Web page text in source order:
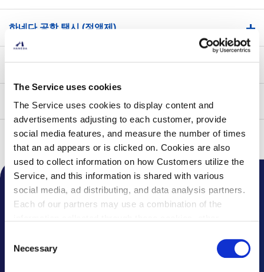
The Service uses cookies
The Service uses cookies to display content and
advertisements adjusting to each customer, provide
social media features, and measure the number of times
that an ad appears or is clicked on. Cookies are also
used to collect information on how Customers utilize the
Service, and this information is shared with various
social media, ad distributing, and data analysis partners.
Each of our partners may use a combination of the
well as other information collected by our partners when
Please see
Selection
Necessary
하네다 공항 택시 (정액제)
모범택시 승강장
공항 공지사항
자주 묻는 질문